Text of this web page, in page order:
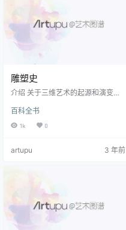
之一，它是世界上最著名的房间之
一。 宫殿位于巴黎西南约…
雕塑史
介绍 关于三维艺术的起源和演变的
好几卷，即使不是整个书籍库。 将
其压缩到一个页面中意味着大部分
故事不可避免地被省略了。 即使这
史前时期到古典古代，哥特时代，
的大理石雕像，石材浮雕和不朽的
青铜器。 即使在今天，您也可以参
观任何大教堂，世界上任何…
百科全书
1k 0
artupu 3 年前